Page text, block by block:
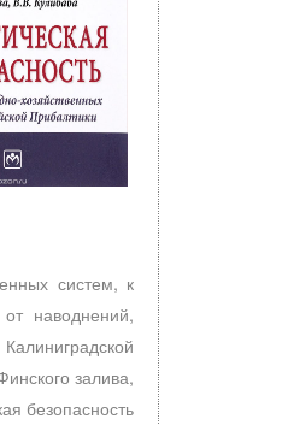
систем, к
наводнений,
залива,
безопасность